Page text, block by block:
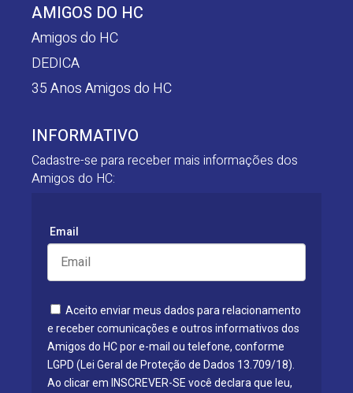
AMIGOS DO HC
Amigos do HC
DEDICA
35 Anos Amigos do HC
INFORMATIVO
Cadastre-se para receber mais informações dos
Amigos do HC:
Email
Aceito enviar meus dados para relacionamento
e receber comunicações e outros informativos dos
Amigos do HC por e-mail ou telefone, conforme
LGPD (Lei Geral de Proteção de Dados 13.709/18).
Ao clicar em INSCREVER-SE você declara que leu,